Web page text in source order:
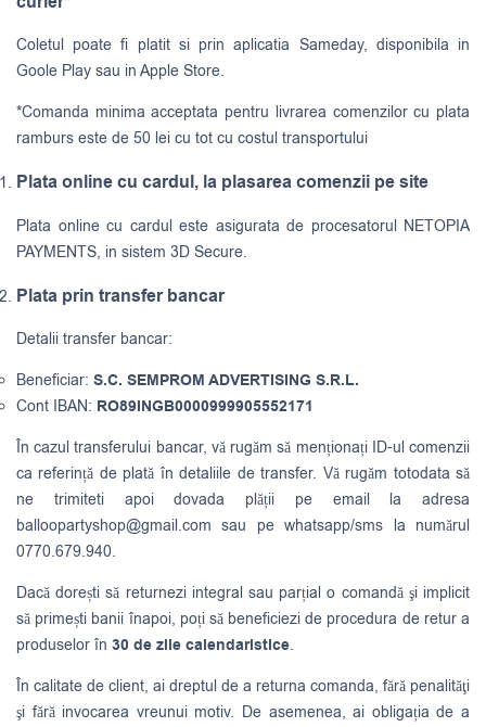
Coletul poate fi platit si prin aplicatia Sameday, disponibila in
Goole Play sau in Apple Store.
*Comanda minima acceptata pentru livrarea comenzilor cu plata
ramburs este de 50 lei cu tot cu costul transportului
Plata online cu cardul, la plasarea comenzii pe site
Plata online cu cardul este asigurata de procesatorul NETOPIA
PAYMENTS, in sistem 3D Secure.
Plata prin transfer bancar
Detalii transfer bancar:
Beneficiar: S.C. SEMPROM ADVERTISING S.R.L.
Cont IBAN: RO89INGB0000999905552171
În cazul transferului bancar, vă rugăm să menționați ID-ul comenzii
ca referință de plată în detaliile de transfer. Vă rugăm totodata să
ne trimiteti apoi dovada plății pe email la adresa
balloopartyshop@gmail.com sau pe whatsapp/sms la numărul
0770.679.940.
Dacă dorești să returnezi integral sau parțial o comandă şi implicit
să primești banii înapoi, poți să beneficiezi de procedura de retur a
produselor în 30 de zile calendaristice.
În calitate de client, ai dreptul de a returna comanda, fără penalităţi
şi fără invocarea vreunui motiv. De asemenea, ai obligația de a